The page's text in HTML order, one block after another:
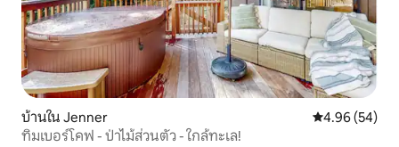
บ้านใน Jenner คะแนนเฉลี่ย
4.96 (54)
ทิมเบอร์โคฟ - ป่าไม้ส่วนตัว - ใกล้ทะเล!